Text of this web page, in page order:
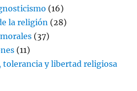
(16)
la religión (28)
(37)
(11)
tolerancia y libertad religiosa